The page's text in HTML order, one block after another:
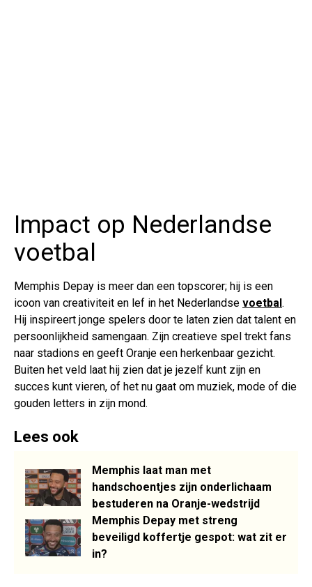
Impact op Nederlandse
voetbal
Memphis Depay is meer dan een topscorer; hij is een
icoon van creativiteit en lef in het Nederlandse voetbal.
Hij inspireert jonge spelers door te laten zien dat talent en
persoonlijkheid samengaan. Zijn creatieve spel trekt fans
naar stadions en geeft Oranje een herkenbaar gezicht.
Buiten het veld laat hij zien dat je jezelf kunt zijn en
succes kunt vieren, of het nu gaat om muziek, mode of die
gouden letters in zijn mond.
Lees ook
Memphis laat man met
handschoentjes zijn onderlichaam
bestuderen na Oranje-wedstrijd
Memphis Depay met streng
beveiligd koffertje gespot: wat zit er
in?